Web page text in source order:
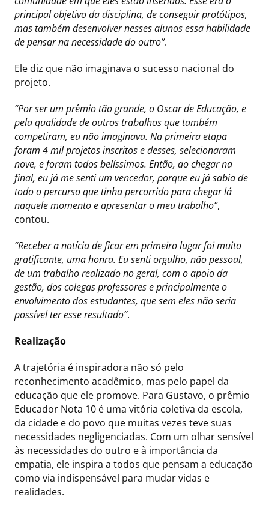
principal objetivo da disciplina, de conseguir protótipos,
mas também desenvolver nesses alunos essa habilidade
de pensar na necessidade do outro”.
Ele diz que não imaginava o sucesso nacional do
projeto.
“Por ser um prêmio tão grande, o Oscar de Educação, e
pela qualidade de outros trabalhos que também
competiram, eu não imaginava. Na primeira etapa
foram 4 mil projetos inscritos e desses, selecionaram
nove, e foram todos belíssimos. Então, ao chegar na
final, eu já me senti um vencedor, porque eu já sabia de
todo o percurso que tinha percorrido para chegar lá
naquele momento e apresentar o meu trabalho”,
contou.
“Receber a notícia de ficar em primeiro lugar foi muito
gratificante, uma honra. Eu senti orgulho, não pessoal,
de um trabalho realizado no geral, com o apoio da
gestão, dos colegas professores e principalmente o
envolvimento dos estudantes, que sem eles não seria
possível ter esse resultado”.
Realização
A trajetória é inspiradora não só pelo
reconhecimento acadêmico, mas pelo papel da
educação que ele promove. Para Gustavo, o prêmio
Educador Nota 10 é uma vitória coletiva da escola,
da cidade e do povo que muitas vezes teve suas
necessidades negligenciadas. Com um olhar sensível
às necessidades do outro e à importância da
empatia, ele inspira a todos que pensam a educação
como via indispensável para mudar vidas e
realidades.